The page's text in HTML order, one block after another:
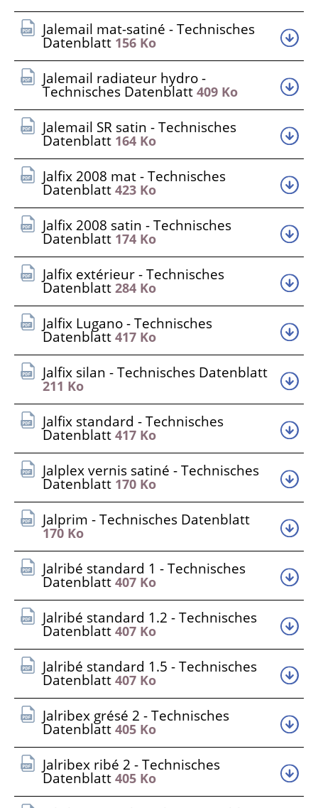
Jalemail mat-satiné - Technisches
Datenblatt 156 Ko
Jalemail radiateur hydro -
Technisches Datenblatt 409 Ko
Jalemail SR satin - Technisches
Datenblatt 164 Ko
Jalfix 2008 mat - Technisches
Datenblatt 423 Ko
Jalfix 2008 satin - Technisches
Datenblatt 174 Ko
Jalfix extérieur - Technisches
Datenblatt 284 Ko
Jalfix Lugano - Technisches
Datenblatt 417 Ko
Jalfix silan - Technisches Datenblatt
211 Ko
Jalfix standard - Technisches
Datenblatt 417 Ko
Jalplex vernis satiné - Technisches
Datenblatt 170 Ko
Jalprim - Technisches Datenblatt
170 Ko
Jalribé standard 1 - Technisches
Datenblatt 407 Ko
Jalribé standard 1.2 - Technisches
Datenblatt 407 Ko
Jalribé standard 1.5 - Technisches
Datenblatt 407 Ko
Jalribex grésé 2 - Technisches
Datenblatt 405 Ko
Jalribex ribé 2 - Technisches
Datenblatt 405 Ko